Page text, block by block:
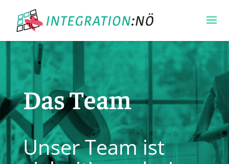
Das Team
Unser Team ist